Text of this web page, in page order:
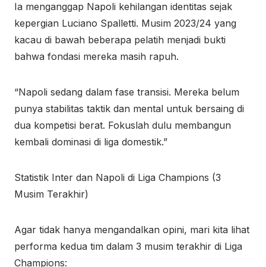
Ia menganggap Napoli kehilangan identitas sejak
kepergian Luciano Spalletti. Musim 2023/24 yang
kacau di bawah beberapa pelatih menjadi bukti
bahwa fondasi mereka masih rapuh.
“Napoli sedang dalam fase transisi. Mereka belum
punya stabilitas taktik dan mental untuk bersaing di
dua kompetisi berat. Fokuslah dulu membangun
kembali dominasi di liga domestik.”
Statistik Inter dan Napoli di Liga Champions (3
Musim Terakhir)
Agar tidak hanya mengandalkan opini, mari kita lihat
performa kedua tim dalam 3 musim terakhir di Liga
Champions: